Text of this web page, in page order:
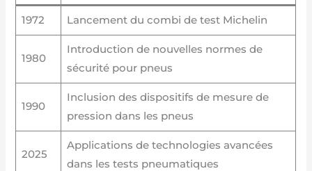
1972 Lancement du combi de test Michelin
1980
Introduction de nouvelles normes de
sécurité pour pneus
1990
Inclusion des dispositifs de mesure de
pression dans les pneus
2025
Applications de technologies avancées
dans les tests pneumatiques